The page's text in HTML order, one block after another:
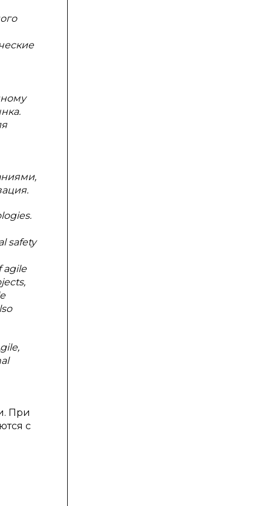
safety
agile
При
с